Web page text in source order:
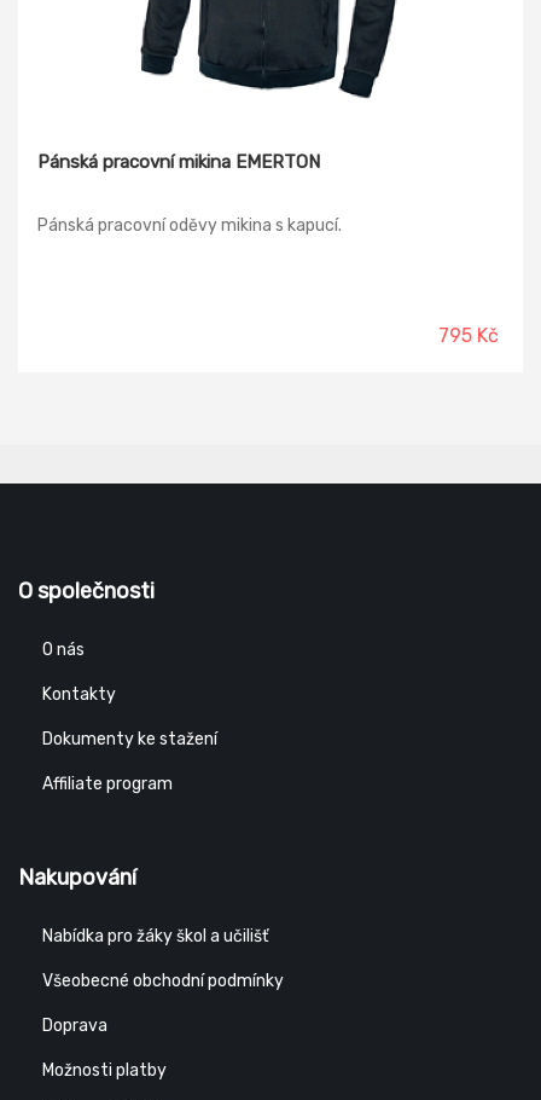
Pánská pracovní mikina EMERTON
Pánská pracovní oděvy mikina s kapucí.
795 Kč
O společnosti
O nás
Kontakty
Dokumenty ke stažení
Affiliate program
Nakupování
Nabídka pro žáky škol a učilišť
Všeobecné obchodní podmínky
Doprava
Možnosti platby